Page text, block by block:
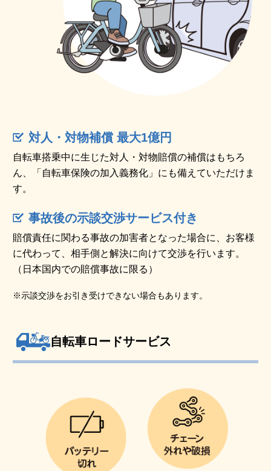
対人・対物補償 最大1億円
自転車搭乗中に生じた対人・対物賠償の補償はもちろ
ん、「自転車保険の加入義務化」にも備えていただけま
す。
事故後の示談交渉サービス付き
賠償責任に関わる事故の加害者となった場合に、お客様
に代わって、相手側と解決に向けて交渉を行います。
（日本国内での賠償事故に限る）
※示談交渉をお引き受けできない場合もあります。
自転車ロードサービス